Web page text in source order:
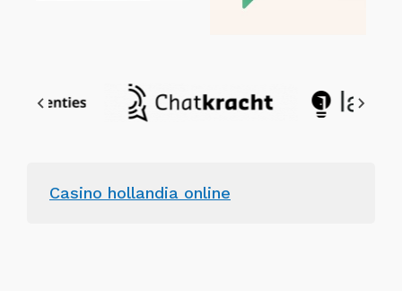
Casino hollandia online